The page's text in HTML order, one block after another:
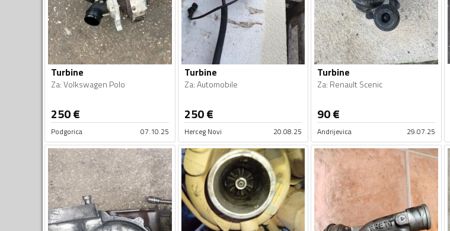
Turbine
Za:Volkswagen Polo
250€
Podgorica 07.10.25
Turbine
Za:Automobile
250€
Herceg Novi 20.08.25
Turbine
Za: Renault Scenic
90€
Andrijevica 29.07.25